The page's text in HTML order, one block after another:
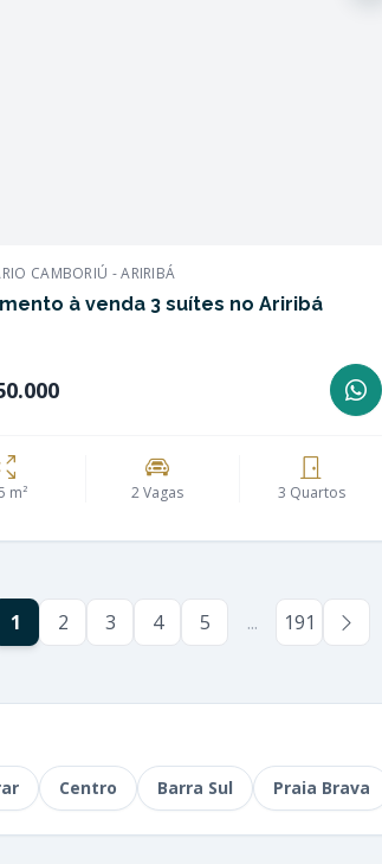
CAMBORIÚ - ARIRIBÁ
à venda 3 suítes no Ariribá
m² 2 Vagas 3 Quartos
1 2 3 4 5 ... 191
Centro Barra Sul Praia Brava